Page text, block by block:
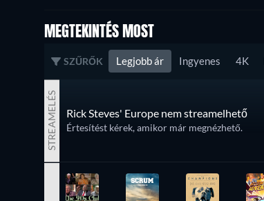
MEGTEKINTÉS MOST
SZŰRŐK Legjobb ár Ingyenes 4K
STREAMELÉS Rick Steves' Europe nem streamelhető
Értesítést kérek, amikor már megnézhető.